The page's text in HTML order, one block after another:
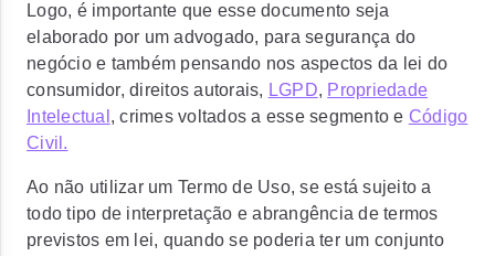
Logo, é importante que esse documento seja
elaborado por um advogado, para segurança do
negócio e também pensando nos aspectos da lei do
consumidor, direitos autorais, LGPD, Propriedade
Intelectual , crimes voltados a esse segmento e Código
Civil.
Ao não utilizar um Termo de Uso, se está sujeito a
todo tipo de interpretação e abrangência de termos
previstos em lei, quando se poderia ter um conjunto